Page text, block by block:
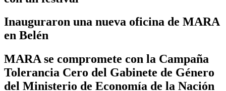
Inauguraron una nueva oficina de MARA
en Belén
MARA se compromete con la Campaña
Tolerancia Cero del Gabinete de Género
del Ministerio de Economía de la Nación